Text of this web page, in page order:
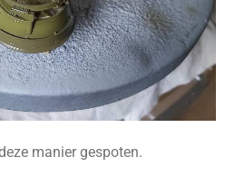
manier gespoten.